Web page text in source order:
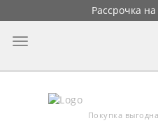
Рассрочка
Главное
Покупка